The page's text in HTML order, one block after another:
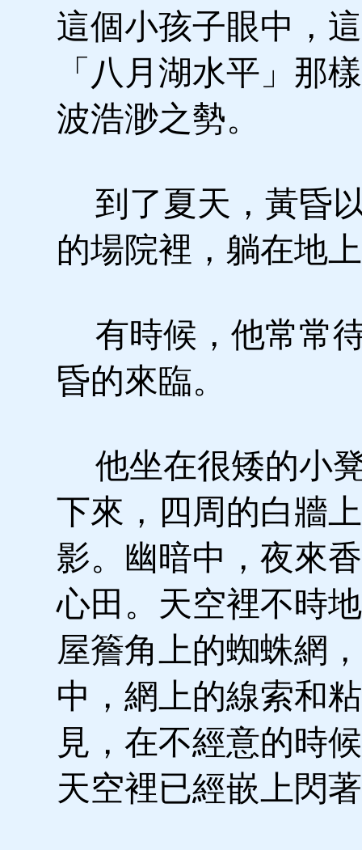
這個小孩子眼中，
「八月湖水平」那
波浩渺之勢。
到了夏天，黃昏
的場院裡，躺在地
有時候，他常常
昏的來臨。
他坐在很矮的小
下來，四周的白牆
影。幽暗中，夜來
心田。天空裡不時
屋簷角上的蜘蛛網
中，網上的線索和
見，在不經意的時
天空裡已經嵌上閃